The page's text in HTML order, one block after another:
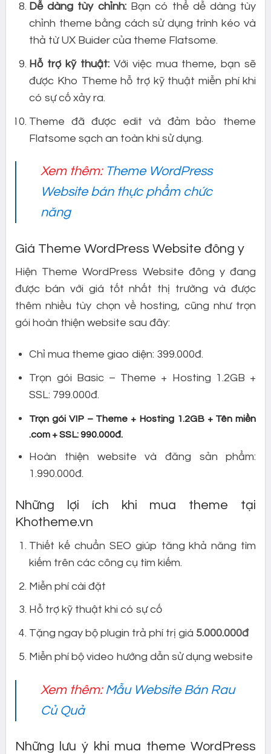
Dễ dàng tùy chỉnh:Bạn có thể dễ dàng tùy
chỉnh theme bằng cách sử dụng trình kéo và
thả từ UX Buider của theme Flatsome.
Hỗ trợ kỹ thuật:Với việc mua theme, bạn sẽ
được Kho Theme hỗ trợ kỹ thuật miễn phí khi
có sự cố xảy ra.
Theme đã được edit và đảm bảo theme
Flatsome sạch an toàn khi sử dụng.
Xem thêm: Theme WordPress
Website bán thực phẩm chức
năng
Giá Theme WordPress Website đông y
Hiện Theme WordPress Website đông y đang
được bán với giá tốt nhất thị trường và được
thêm nhiều tùy chọn về hosting, cũng như trọn
gói hoàn thiện website sau đây:
Chỉ mua theme giao diện: 399.000đ.
Trọn gói Basic – Theme + Hosting 1.2GB +
SSL: 799.000đ.
Trọn gói VIP – Theme + Hosting 1.2GB + Tên miền
.com + SSL: 990.000đ.
Hoàn thiện website và đăng sản phẩm:
1.990.000đ.
Những lợi ích khi mua theme tại
Khotheme.vn
Thiết kế chuẩn SEO giúp tăng khả năng tìm
kiếm trên các công cụ tìm kiếm.
Miễn phí cài đặt
Hỗ trợ kỹ thuật khi có sự cố
Tặng ngay bộ plugin trả phí trị giá 5.000.000đ
Miễn phí bộ video hướng dẫn sử dụng website
Xem thêm: Mẫu Website Bán Rau
Củ Quả
Những lưu ý khi mua theme WordPress